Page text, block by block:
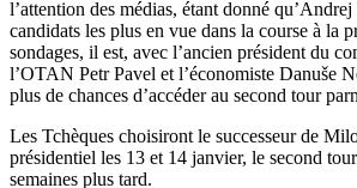
l’attention des médias, étant donné qu’Andrej
candidats les plus en vue dans la course à la
sondages, il est, avec l’ancien président du
l’OTAN Petr Pavel et l’économiste Danuše
plus de chances d’accéder au second tour
Les Tchèques choisiront le successeur de
présidentiel les 13 et 14 janvier, le second
semaines plus tard.